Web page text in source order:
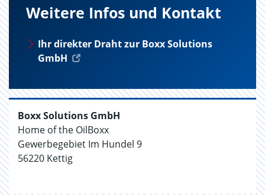
Weitere Infos und Kontakt
Ihr direkter Draht zur Boxx Solutions
GmbH
Boxx Solutions GmbH
Home of the OilBoxx
Gewerbegebiet Im Hundel 9
56220 Kettig